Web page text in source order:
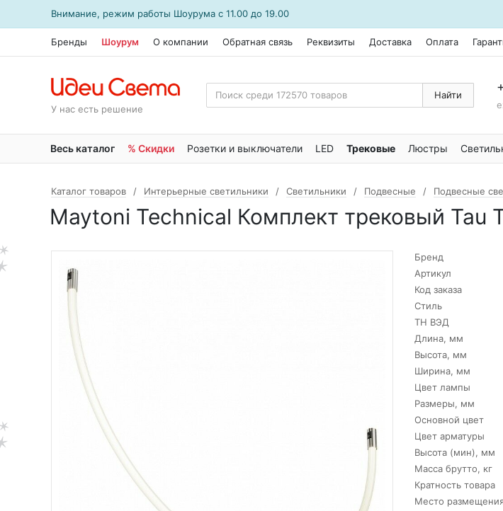
Внимание, режим работы Шоурума с 11.00 до 19.00
Бренды Шоурум О компании Обратная связь Реквизиты Доставка Оплата
У нас есть решение
Найти
Весь каталог % Скидки Розетки и выключатели LED Трековые Люстры
Каталог товаров Интерьерные светильники Светильники Подвесные Подвесные
Maytoni Technical Комплект трековый Tau
Бренд
Артикул
Код заказа
Стиль
ТН ВЭД
Длина, мм
Высота, мм
Ширина, мм
Цвет лампы
Размеры, мм
Основной цвет
Цвет арматуры
Высота (мин), мм
Масса брутто, кг
Кратность товара
Место